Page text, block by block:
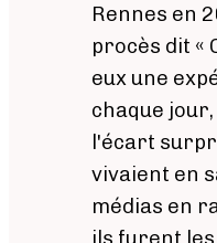
Rennes en
procès dit «
eux une
chaque
l'écart
vivaient en
médias en